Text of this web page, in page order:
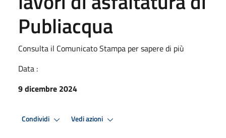
Publiacqua
Consulta il Comunicato Stampa per sapere di più
Data :
9 dicembre 2024
Condividi Vedi azioni